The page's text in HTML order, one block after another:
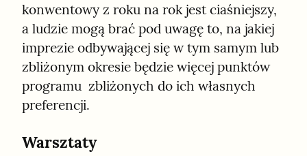
konwentowy z roku na rok jest ciaśniejszy,
a ludzie mogą brać pod uwagę to, na jakiej
imprezie odbywającej się w tym samym lub
zbliżonym okresie będzie więcej punktów
programu  zbliżonych do ich własnych
preferencji.
Warsztaty